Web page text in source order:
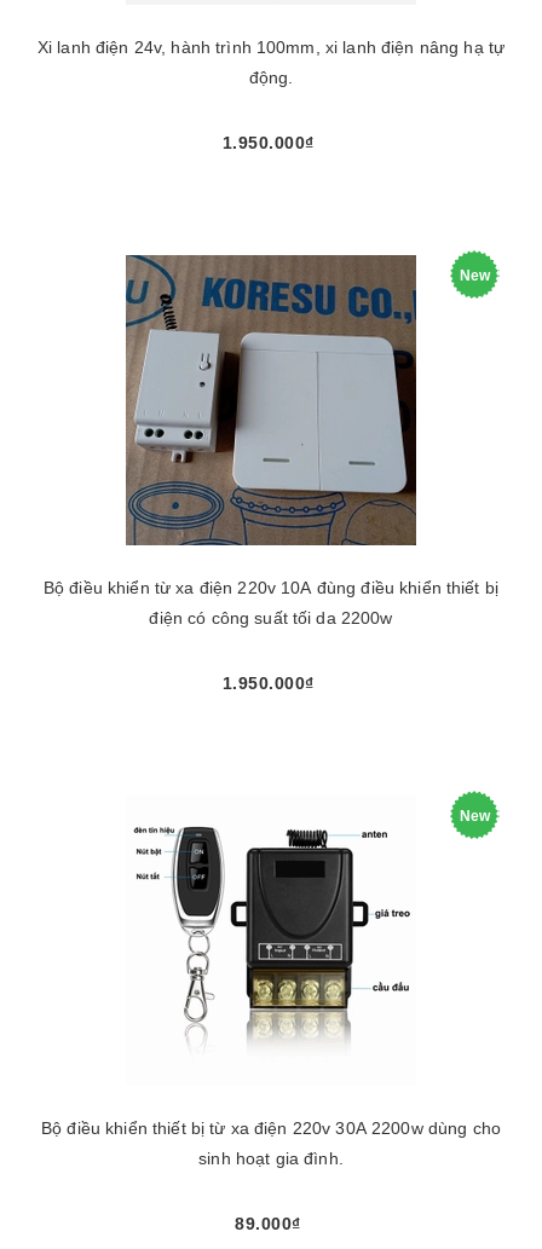
Xi lanh điện 24v, hành trình 100mm, xi lanh điện nâng hạ tự
động.
1.950.000₫
New
Bộ điều khiển từ xa điện 220v 10A đùng điều khiển thiết bị
điện có công suất tối da 2200w
1.950.000₫
New
Bộ điều khiển thiết bị từ xa điện 220v 30A 2200w dùng cho
sinh hoạt gia đình.
89.000₫